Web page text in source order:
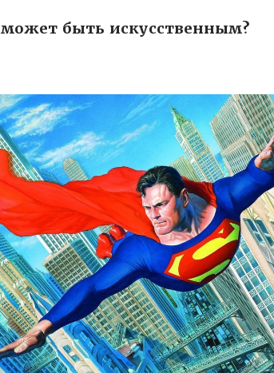
быть искусственным?